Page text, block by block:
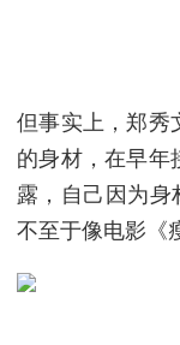
但事实上，郑秀
的身材，在早年
露，自己因为身
不至于像电影《